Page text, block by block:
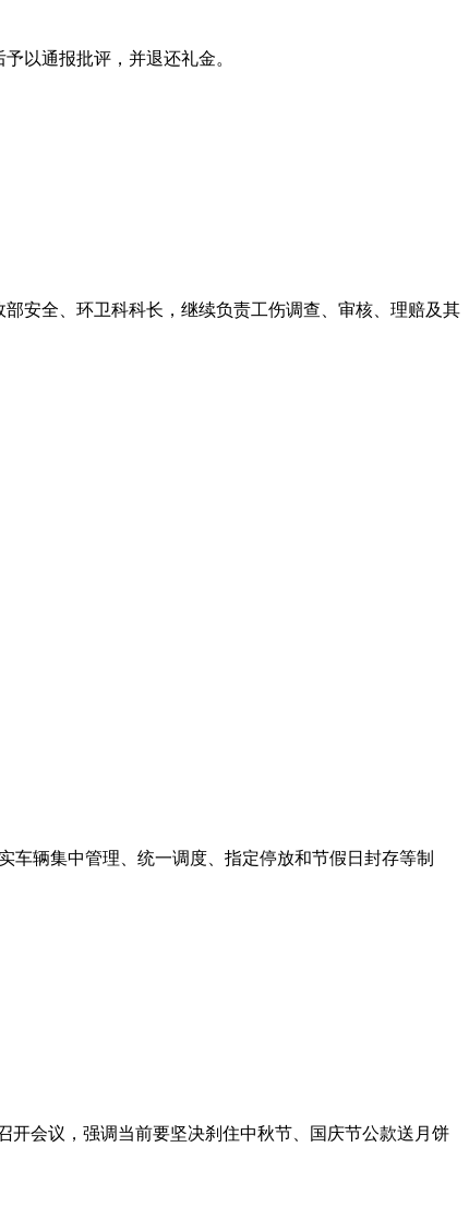
以通报批评，并退还礼金。
安全、环卫科科长，继续负责工伤调查、审核、理赔及其
辆集中管理、统一调度、指定停放和节假日封存等制
开会议，强调当前要坚决刹住中秋节、国庆节公款送月饼